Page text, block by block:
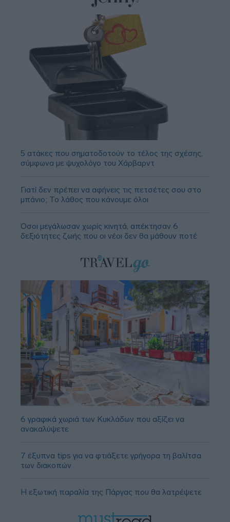
5 ατάκες που σηματοδοτούν το τέλος της σχέσης,
σύμφωνα με ψυχολόγο του Χάρβαρντ
Γιατί δεν πρέπει να αφήνεις τις πετσέτες σου στο
μπάνιο; Το λάθος που κάνουμε όλοι
Όσοι μεγάλωσαν χωρίς κινητά, απέκτησαν 6
δεξιότητες ζωής που οι νέοι δεν θα μάθουν ποτέ
6 γραφικά χωριά των Κυκλάδων που αξίζει να
ανακαλύψετε
7 έξυπνα tips για να φτιάξετε γρήγορα τη βαλίτσα
των διακοπών
Η εξωτική παραλία της Πάργας που θα λατρέψετε